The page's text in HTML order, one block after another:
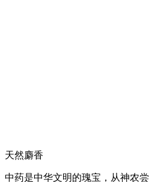
天然麝香
中药是中华文明的瑰宝，从神农